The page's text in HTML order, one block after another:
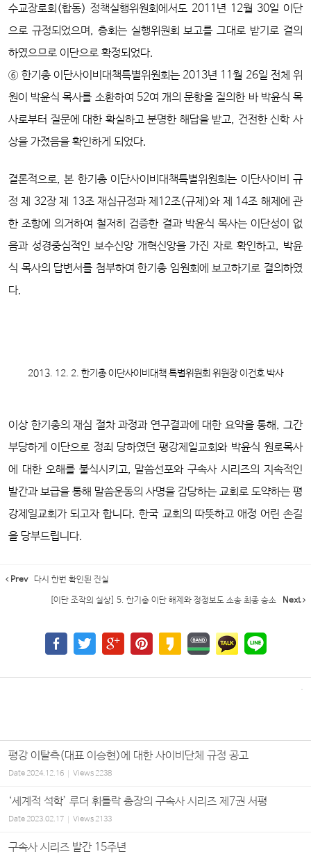
수교장로회(합동) 정책실행위원회에서도 2011년 12월 30일 이단
으로 규정되었으며, 총회는 실행위원회 보고를 그대로 받기로 결의
하였으므로 이단으로 확정되었다.
⑥ 한기총 이단사이비대책특별위원회는 2013년 11월 26일 전체 위
원이 박윤식 목사를 소환하여 52여 개의 문항을 질의한 바 박윤식 목
사로부터 질문에 대한 확실하고 분명한 해답을 받고, 건전한 신학 사
상을 가졌음을 확인하게 되었다.
결론적으로, 본 한기총 이단사이비대책특별위원회는 이단사이비 규
정 제 32장 제 13조 재심규정과 제12조(규제)와 제 14조 해제에 관
한 조항에 의거하여 철저히 검증한 결과 박윤식 목사는 이단성이 없
음과 성경중심적인 보수신앙 개혁신앙을 가진 자로 확인하고, 박윤
식 목사의 답변서를 첨부하여 한기총 임원회에 보고하기로 결의하였
다.
2013. 12. 2. 한기총 이단사이비대책 특별위원회 위원장 이건호 박사
이상 한기총의 재심 절차 과정과 연구결과에 대한 요약을 통해, 그간
부당하게 이단으로 정죄 당하였던 평강제일교회와 박윤식 원로목사
에 대한 오해를 불식시키고, 말씀선포와 구속사 시리즈의 지속적인
발간과 보급을 통해 말씀운동의 사명을 감당하는 교회로 도약하는 평
강제일교회가 되고자 합니다. 한국 교회의 따뜻하고 애정 어린 손길
을 당부드립니다.
Prev 다시 한번 확인된 진실
[이단 조작의 실상] 5. 한기총 이단 해제와 정정보도 소송 최종 승소 Next
평강 이탈측(대표 이승현)에 대한 사이비단체 규정 공고
Date2024.12.16 Views2238
‘세계적 석학’ 루더 휘틀락 총장의 구속사 시리즈 제7권 서평
Date2023.02.17 Views2133
구속사 시리즈 발간 15주년